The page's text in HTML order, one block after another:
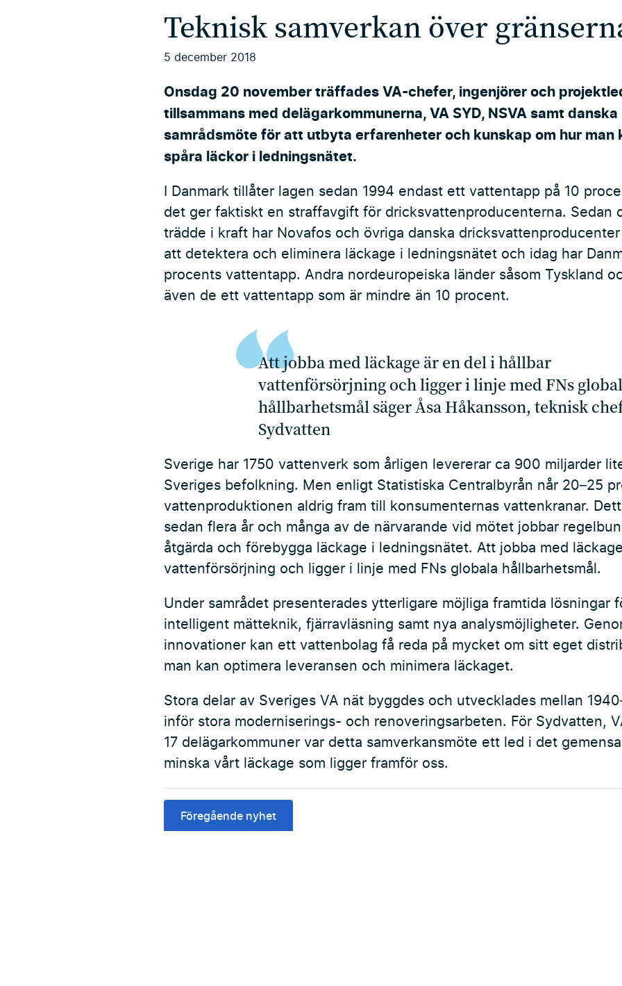
Teknisk samverkan över
5 december 2018
Onsdag 20 november träffades VA-chefer, ingenjörer och
tillsammans med delägarkommunerna, VA SYD, NSVA samt
samrådsmöte för att utbyta erfarenheter och kunskap om hur man
spåra läckor i ledningsnätet.
I Danmark tillåter lagen sedan 1994 endast ett vattentapp på 10
det ger faktiskt en straffavgift för dricksvattenproducenterna. Sedan
trädde i kraft har Novafos och övriga danska
att detektera och eliminera läckage i ledningsnätet och idag har
procents vattentapp. Andra nordeuropeiska länder såsom Tyskland
även de ett vattentapp som är mindre än 10 procent.
Att jobba med läckage är en del i hållbar
vattenförsörjning och ligger i linje med FNs
hållbarhetsmål säger Åsa Håkansson, teknisk
Sydvatten
Sverige har 1750 vattenverk som årligen levererar ca 900 miljarder
Sveriges befolkning. Men enligt Statistiska Centralbyrån når 20–25
vattenproduktionen aldrig fram till konsumenternas vattenkranar.
sedan flera år och många av de närvarande vid mötet jobbar
åtgärda och förebygga läckage i ledningsnätet. Att jobba med
vattenförsörjning och ligger i linje med FNs globala hållbarhetsmål.
Under samrådet presenterades ytterligare möjliga framtida lösningar
intelligent mätteknik, fjärravläsning samt nya analysmöjligheter.
innovationer kan ett vattenbolag få reda på mycket om sitt eget
man kan optimera leveransen och minimera läckaget.
Stora delar av Sveriges VA nät byggdes och utvecklades mellan
inför stora moderniserings- och renoveringsarbeten. För Sydvatten,
17 delägarkommuner var detta samverkansmöte ett led i det
minska vårt läckage som ligger framför oss.
Föregående nyhet